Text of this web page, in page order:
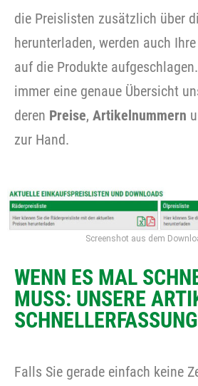
die Preislisten zusätzlich über
herunterladen, werden auch
auf die Produkte
immer eine genaue Übersicht
deren Preise, Artikelnummern
zur Hand.
Screenshot aus dem
WENN ES MAL
MUSS: UNSERE
SCHNELLERFASSUNG
Falls Sie gerade einfach keine